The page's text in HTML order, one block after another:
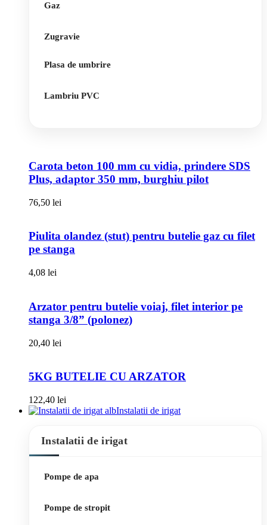
Gaz
Zugravie
Plasa de umbrire
Lambriu PVC
Carota beton 100 mm cu vidia, prindere SDS
Plus, adaptor 350 mm, burghiu pilot
76,50 lei
Piulita olandez (stut) pentru butelie gaz cu filet
pe stanga
4,08 lei
Arzator pentru butelie voiaj, filet interior pe
stanga 3/8” (polonez)
20,40 lei
5KG BUTELIE CU ARZATOR
122,40 lei
Instalatii de irigat
Instalatii de irigat
Pompe de apa
Pompe de stropit